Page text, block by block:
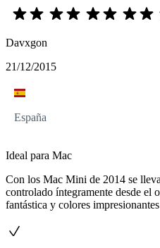
Davxgon
21/12/2015
España
Ideal para Mac
Con los Mac Mini de 2014 se
controlado íntegramente desde el
fantástica y colores impresionantes